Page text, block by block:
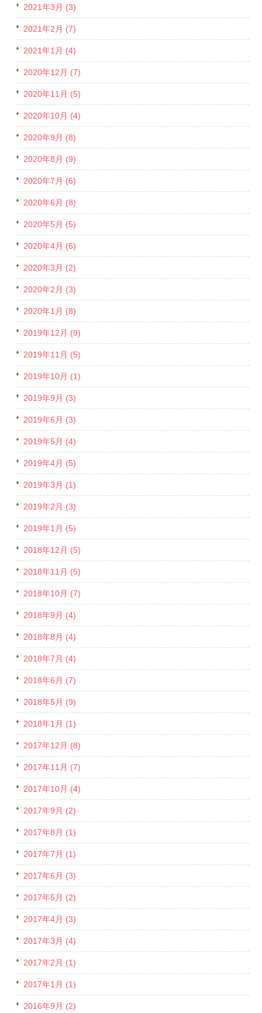
2021年3月 (3)
2021年2月 (7)
2021年1月 (4)
2020年12月 (7)
2020年11月 (5)
2020年10月 (4)
2020年9月 (8)
2020年8月 (9)
2020年7月 (6)
2020年6月 (8)
2020年5月 (5)
2020年4月 (6)
2020年3月 (2)
2020年2月 (3)
2020年1月 (8)
2019年12月 (9)
2019年11月 (5)
2019年10月 (1)
2019年9月 (3)
2019年6月 (3)
2019年5月 (4)
2019年4月 (5)
2019年3月 (1)
2019年2月 (3)
2019年1月 (5)
2018年12月 (5)
2018年11月 (5)
2018年10月 (7)
2018年9月 (4)
2018年8月 (4)
2018年7月 (4)
2018年6月 (7)
2018年5月 (9)
2018年1月 (1)
2017年12月 (8)
2017年11月 (7)
2017年10月 (4)
2017年9月 (2)
2017年8月 (1)
2017年7月 (1)
2017年6月 (3)
2017年5月 (2)
2017年4月 (3)
2017年3月 (4)
2017年2月 (1)
2017年1月 (1)
2016年9月 (2)